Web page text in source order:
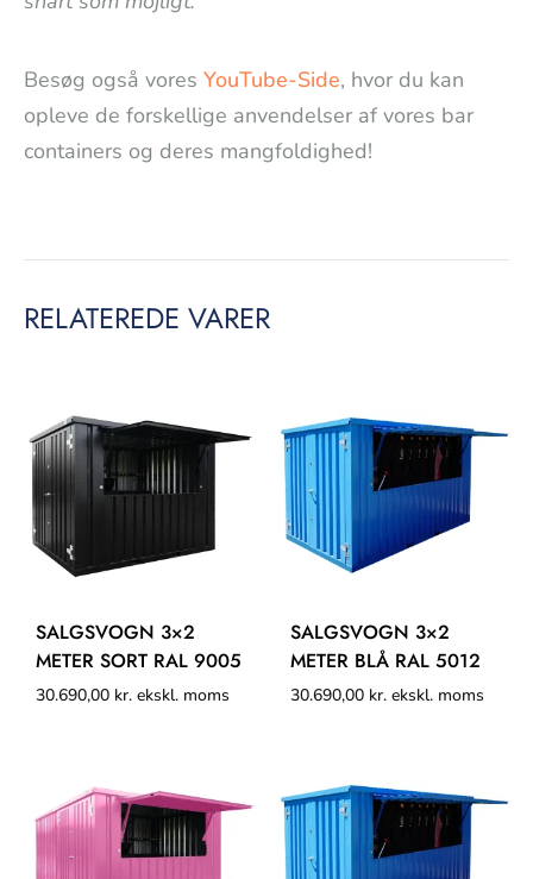
Besøg også vores YouTube-Side, hvor du kan
opleve de forskellige anvendelser af vores bar
containers og deres mangfoldighed!
RELATEREDE VARER
SALGSVOGN 3×2
METER SORT RAL 9005
30.690,00 kr. ekskl. moms
SALGSVOGN 3×2
METER BLÅ RAL 5012
30.690,00 kr. ekskl. moms